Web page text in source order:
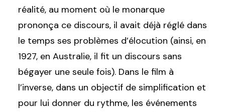
réalité, au moment où le monarque
prononça ce discours, il avait déjà réglé dans
le temps ses problèmes d’élocution (ainsi, en
1927, en Australie, il fit un discours sans
bégayer une seule fois). Dans le film à
l’inverse, dans un objectif de simplification et
pour lui donner du rythme, les événements